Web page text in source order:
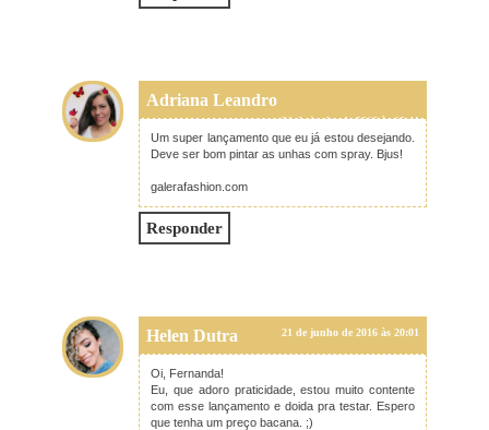
Adriana Leandro
21 de junho de 2016 às 19:41
Um super lançamento que eu já estou desejando.
Deve ser bom pintar as unhas com spray. Bjus!
galerafashion.com
Responder
Helen Dutra 21 de junho de 2016 às 20:01
Oi, Fernanda!
Eu, que adoro praticidade, estou muito contente
com esse lançamento e doida pra testar. Espero
que tenha um preço bacana. ;)